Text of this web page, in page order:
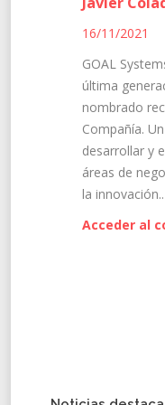
16/11/2021
GOAL
última
nombrado
Compañía.
desarrollar y
áreas de
la
Acceder al